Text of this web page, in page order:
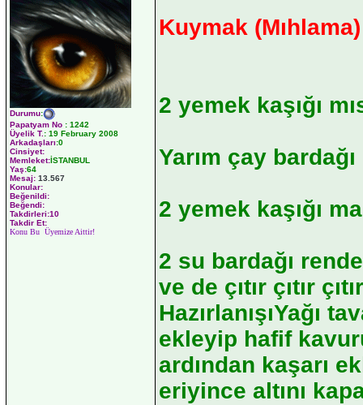
Durumu:
Papatyam No : 1242
Üyelik T. : 19 February 2008
Arkadaşları:0
Cinsiyet:
Memleket:İSTANBUL
Yaş:64
Mesaj: 13.567
Konular:
Beğenildi:
Beğendi:
Takdirleri:10
Takdir Et:
Konu Bu Üyemize Aittir!
Kuymak
2 yemek kaşığı
Yarım çay
2 yemek kaşığı
2 su bardağı
ve de çıtır çıtır
HazırlanışıYağı
ekleyip hafif
ardından kaşarı
eriyince altını